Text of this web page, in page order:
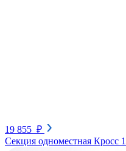
19 855 ₽
Секция одноместная Кросс